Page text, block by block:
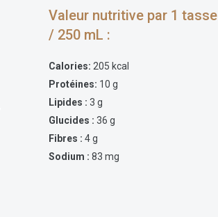
Valeur nutritive par 1 tasse
/ 250 mL :
Calories: 205 kcal
Protéines: 10 g
Lipides :3 g
Glucides :36 g
Fibres :4 g
Sodium :83 mg